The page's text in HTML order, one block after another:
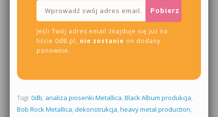
Jeśli Twój adres email znajduje się już na
liście 0dB.pl, nie zostanie on dodany
ponownie.
Tagi: 0db, analiza piosenki Metallica, Black Album produkcja,
Bob Rock Metallica, dekonstrukcja, heavy metal production,